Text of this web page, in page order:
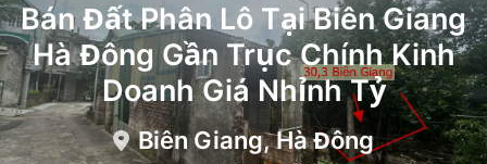
Bán Đất Phân Lô Tại Biên Giang
Hà Đông Gần Trục Chính Kinh
Doanh Giá Nhỉnh Tỷ
Biên Giang, Hà Đông